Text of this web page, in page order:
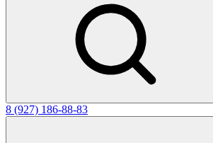
8 (927) 186-88-83